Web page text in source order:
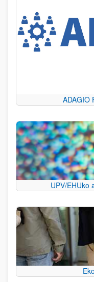
ADAGIO
UPV/EHUko